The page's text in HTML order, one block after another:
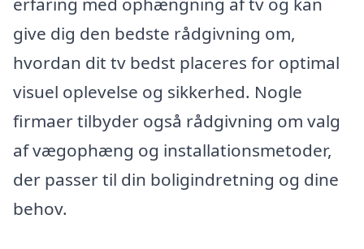
give dig den bedste rådgivning om,
hvordan dit tv bedst placeres for optimal
visuel oplevelse og sikkerhed. Nogle
firmaer tilbyder også rådgivning om valg
af vægophæng og installationsmetoder,
der passer til din boligindretning og dine
behov.